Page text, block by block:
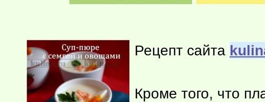
Рецепт сайта
Кроме того, что